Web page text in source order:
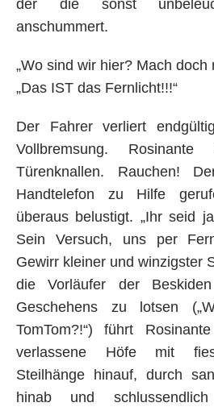
der die sonst
anschummert.
„Wo sind wir hier? Mach doch
„Das IST das Fernlicht!!!“
Der Fahrer verliert
Vollbremsung.
Türenknallen. Rauchen!
Handtelefon zu Hilfe
überaus belustigt. „Ihr seid
Sein Versuch, uns per
Gewirr kleiner und winzigster
die Vorläufer der
Geschehens zu lotsen
TomTom?!“) führt
verlassene Höfe mit
Steilhänge hinauf, durch
hinab und